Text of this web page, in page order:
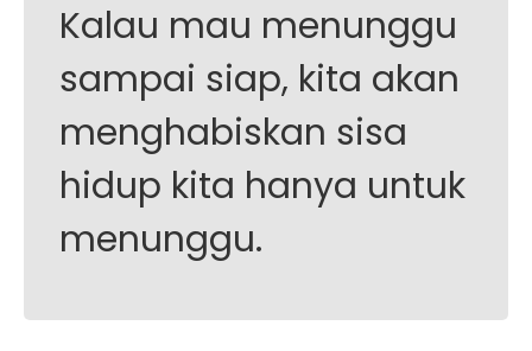
Kalau mau menunggu
sampai siap, kita akan
menghabiskan sisa
hidup kita hanya untuk
menunggu.